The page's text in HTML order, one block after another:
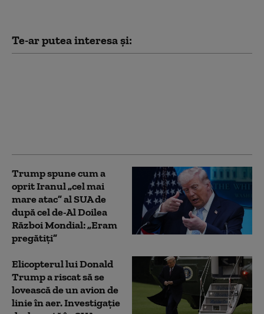
Te-ar putea interesa și:
Trump spune cum a
oprit Iranul „cel mai
mare atac” al SUA de
după cel de-Al Doilea
Război Mondial: „Eram
pregătiți”
Elicopterul lui Donald
Trump a riscat să se
lovească de un avion de
linie în aer. Investigație